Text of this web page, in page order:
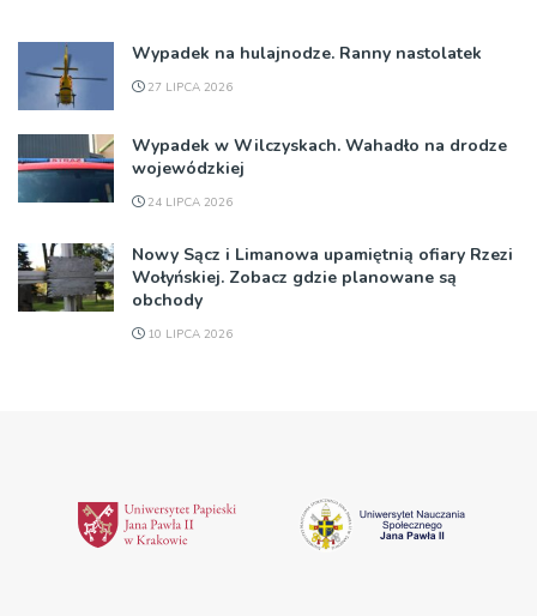
Wypadek na hulajnodze. Ranny nastolatek
27 LIPCA 2026
Wypadek w Wilczyskach. Wahadło na drodze
wojewódzkiej
24 LIPCA 2026
Nowy Sącz i Limanowa upamiętnią ofiary Rzezi
Wołyńskiej. Zobacz gdzie planowane są
obchody
10 LIPCA 2026